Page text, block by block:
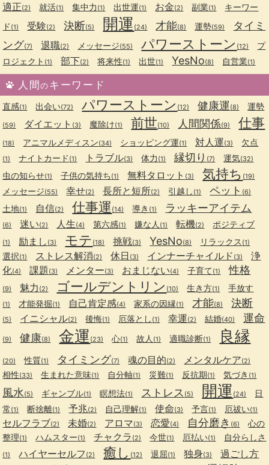
適正(2) 就活(1) 集中力 (1) 出世運(1) お金(2) 副業(1)
キーワー
ド (1) 受験(2) 決断(5) 開運 (24) 才能(8) 運勢(59)
タイミ
ング(7) 退職(2) メッセージ(55) パワーストーン (12)
プ
ロジェクト (1) 部下(2) 将来性(1) 出世(1) YesNo(8) 自営業(1)
人間のキーワード
直感(1) 出会い(72) パワーストーン (12) 健康運(8) 運勢
(59) ダイエット (3) 魔除け(1) 前世(10) 人間関係(9) 仕事
(18) アニマルメディスン(34) ショッピング運(1) 対人運(3) 欠点
(1) ナイトカード (1) トラブル(3) 体力 (1) 縁切り (7) 運気(32)
虫の知らせ(1) 子供の気持ち(1) 無料タロット (3) 気持ち (19)
メッセージ(55) 幸せ(2) 長所と短所(2) 引越し (1) ペット (6)
土地(1) 自信(2) 仕事運 (14) 導き (1) ラッキーアイテム
(6) 迷い(2) 人生(4) 第六感(1) 嫌な人 (1) 転機(2) ポジティブ
(1) 励まし (3) モテ (18) 挑戦(3) YesNo(8) リラックス (1)
選択(1) ストレス解消(2) 休日 (3) インナーチャイルド (3)
浄
化(4) 課題(3) メンター(3) おまじない(4) 子育て(1) 性格
(9) 魅力 (2) ゴールデントリン (10) 生き方(1) 手放す
(1) 才能発掘(1) 自己肯定感(4) 家系の因縁(1) 才能(8) 決断
(5) イニシャル(2) 後悔(1) 厄落とし (1) 幸運(2) 結婚(40) 運命
(9) 健康(8) 金運 (23) 心(1) 故人 (1) 適職診断(1) 良縁
(20) 性質(1) タイミング(7) 魂の目的(2) メンタルケア(2)
相性(33) 生まれた意味(1) 自分軸(1) 災難(1) 反抗期(1) 気づき (1)
風水(5) ギャンブル(1) 瞑想法(1) ストレス (5) 開運 (24)
日
常 (1) 断捨離(1) 予兆(2) 自己理解(1) 使命(3) 予言(1) 厄祓い(1)
セルフラブ(2) 未婚(2) アロマ(3) 恋愛(4) 自分磨き (6)
心の
整理(1) ハムスター(1) チャクラ (2) 今世(1) 厄払い(1) 自分らしさ
(1) ハイヤーセルフ (2) 癒し (12) 退屈(1) 独身(3) 過ごし方